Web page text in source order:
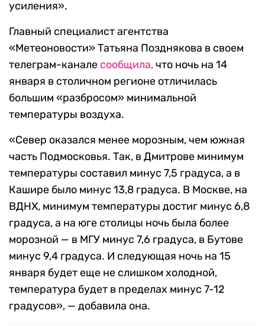
усиления».
Главный специалист агентства
«Метеоновости» Татьяна Позднякова в своем
телеграм-канале сообщила,что ночь на 14
января в столичном регионе отличилась
большим «разбросом» минимальной
температуры воздуха.
«Север оказался менее морозным, чем южная
часть Подмосковья. Так, в Дмитрове минимум
температуры составил минус 7,5 градуса, а в
Кашире было минус 13,8 градуса. В Москве, на
ВДНХ, минимум температуры достиг минус 6,8
градуса, а на юге столицы ночь была более
морозной — в МГУ минус 7,6 градуса, в Бутове
минус 9,4 градуса. И следующая ночь на 15
января будет еще не слишком холодной,
температура будет в пределах минус 7-12
градусов», — добавила она.